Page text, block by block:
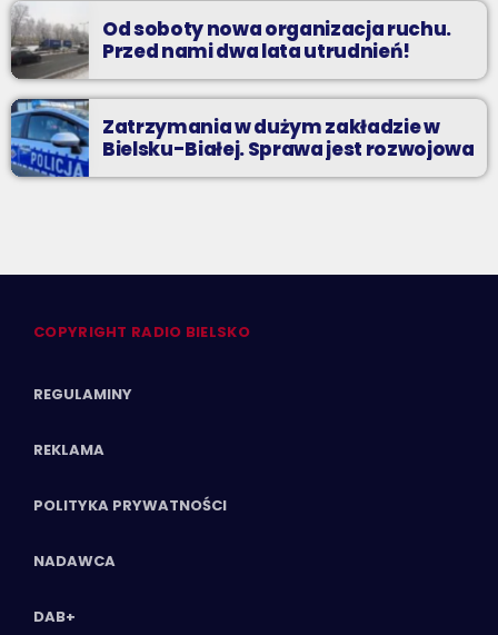
Od soboty nowa organizacja ruchu.
Przed nami dwa lata utrudnień!
Zatrzymania w dużym zakładzie w
Bielsku-Białej. Sprawa jest rozwojowa
COPYRIGHT RADIO BIELSKO
REGULAMINY
REKLAMA
POLITYKA PRYWATNOŚCI
NADAWCA
DAB+